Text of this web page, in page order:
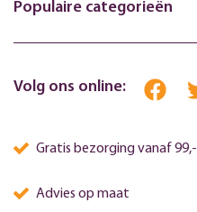
Populaire categorieën
Volg ons online:
Gratis bezorging vanaf 99,-
Advies op maat